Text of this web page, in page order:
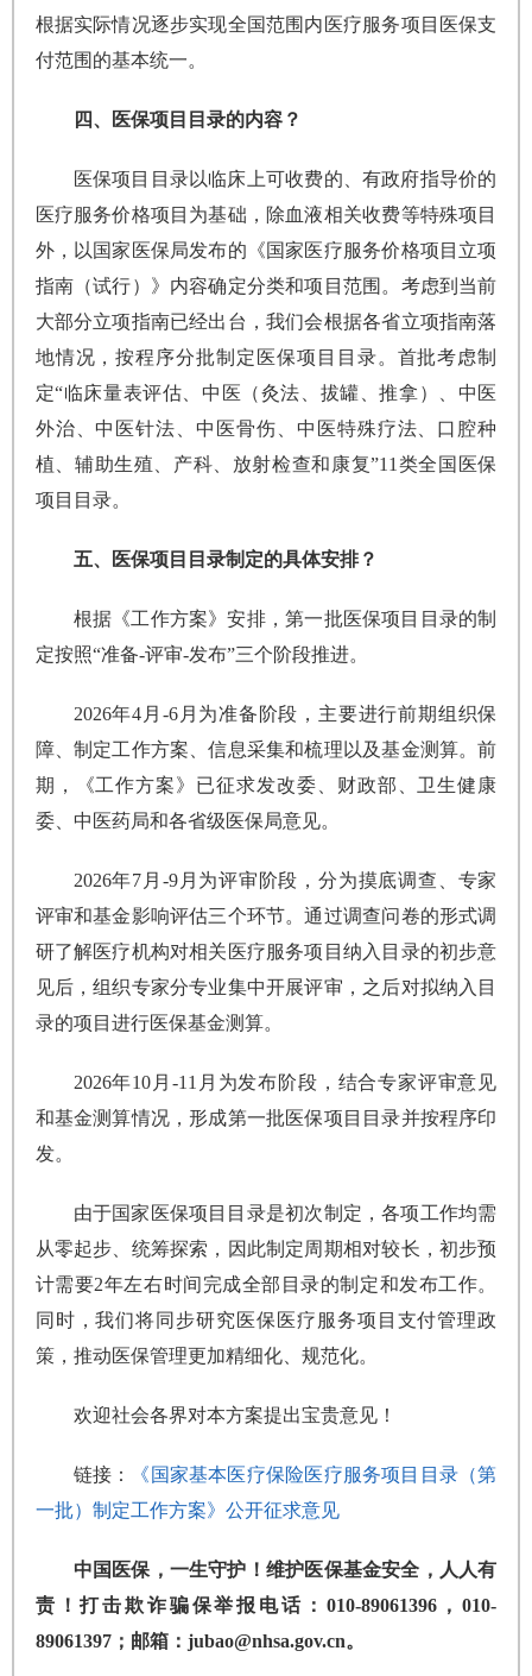
根据实际情况逐步实现全国范围内医疗服务项目医保支
付范围的基本统一。
四、医保项目目录的内容？
医保项目目录以临床上可收费的、有政府指导价的
医疗服务价格项目为基础，除血液相关收费等特殊项目
外，以国家医保局发布的《国家医疗服务价格项目立项
指南（试行）》内容确定分类和项目范围。考虑到当前
大部分立项指南已经出台，我们会根据各省立项指南落
地情况，按程序分批制定医保项目目录。首批考虑制
定“临床量表评估、中医（灸法、拔罐、推拿）、中医
外治、中医针法、中医骨伤、中医特殊疗法、口腔种
植、辅助生殖、产科、放射检查和康复”11类全国医保
项目目录。
五、医保项目目录制定的具体安排？
根据《工作方案》安排，第一批医保项目目录的制
定按照“准备-评审-发布”三个阶段推进。
2026年4月-6月为准备阶段，主要进行前期组织保
障、制定工作方案、信息采集和梳理以及基金测算。前
期，《工作方案》已征求发改委、财政部、卫生健康
委、中医药局和各省级医保局意见。
2026年7月-9月为评审阶段，分为摸底调查、专家
评审和基金影响评估三个环节。通过调查问卷的形式调
研了解医疗机构对相关医疗服务项目纳入目录的初步意
见后，组织专家分专业集中开展评审，之后对拟纳入目
录的项目进行医保基金测算。
2026年10月-11月为发布阶段，结合专家评审意见
和基金测算情况，形成第一批医保项目目录并按程序印
发。
由于国家医保项目目录是初次制定，各项工作均需
从零起步、统筹探索，因此制定周期相对较长，初步预
计需要2年左右时间完成全部目录的制定和发布工作。
同时，我们将同步研究医保医疗服务项目支付管理政
策，推动医保管理更加精细化、规范化。
欢迎社会各界对本方案提出宝贵意见！
链接：
《国家基本医疗保险医疗服务项目目录（第
一批）制定工作方案》公开征求意见
中国医保，一生守护！维护医保基金安全，人人有
责！打击欺诈骗保举报电话：010-89061396，010-
89061397；邮箱：jubao@nhsa.gov.cn。